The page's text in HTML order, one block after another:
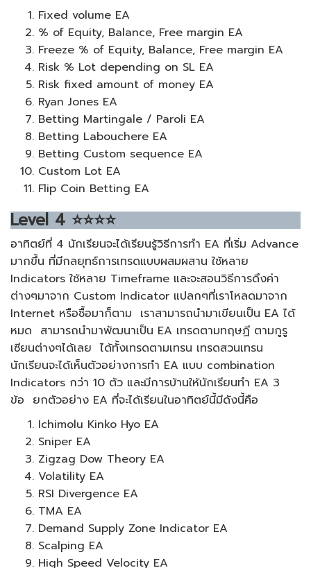
Fixed volume EA
% of Equity, Balance, Free margin EA
Freeze % of Equity, Balance, Free margin EA
Risk % Lot depending on SL EA
Risk fixed amount of money EA
Ryan Jones EA
Betting Martingale / Paroli EA
Betting Labouchere EA
Betting Custom sequence EA
Custom Lot EA
Flip Coin Betting EA
Level 4 ⭐⭐⭐⭐
อาทิตย์ที่ 4 นักเรียนจะได้เรียนรู้วิธีการทำ EA ที่เริ่ม Advance
มากขึ้น ที่มีกลยุทธ์การเทรดแบบผสมผสาน ใช้หลาย
Indicators ใช้หลาย Timeframe และจะสอนวิธีการดึงค่า
ต่างๆมาจาก Custom Indicator แปลกๆที่เราโหลดมาจาก
Internet หรือซื้อมาก็ตาม เราสามารถนำมาเขียนเป็น EA ได้
หมด สามารถนำมาพัฒนาเป็น EA เทรดตามทฤษฏี ตามกูรู
เซียนต่างๆได้เลย ได้ทั้งเทรดตามเทรน เทรดสวนเทรน
นักเรียนจะได้เห็นตัวอย่างการทำ EA แบบ combination
Indicators กว่า 10 ตัว และมีการบ้านให้นักเรียนทำ EA 3
ข้อ ยกตัวอย่าง EA ที่จะได้เรียนในอาทิตย์นี้มีดังนี้คือ
Ichimolu Kinko Hyo EA
Sniper EA
Zigzag Dow Theory EA
Volatility EA
RSI Divergence EA
TMA EA
Demand Supply Zone Indicator EA
Scalping EA
High Speed Velocity EA